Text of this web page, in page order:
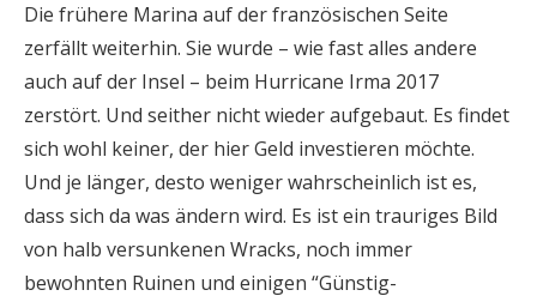
Die frühere Marina auf der französischen Seite
zerfällt weiterhin. Sie wurde – wie fast alles andere
auch auf der Insel – beim Hurricane Irma 2017
zerstört. Und seither nicht wieder aufgebaut. Es findet
sich wohl keiner, der hier Geld investieren möchte.
Und je länger, desto weniger wahrscheinlich ist es,
dass sich da was ändern wird. Es ist ein trauriges Bild
von halb versunkenen Wracks, noch immer
bewohnten Ruinen und einigen “Günstig-